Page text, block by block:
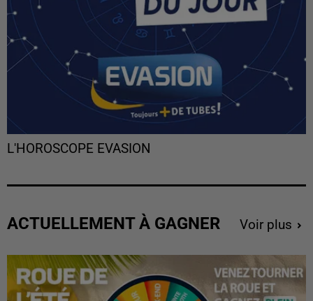
L'HOROSCOPE EVASION
ACTUELLEMENT À GAGNER Voir plus